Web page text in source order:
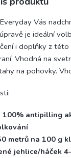
Vás
je ideální
i doplňky z
Vhodná na
na pohovky.
100% antipilling
metrů na 100 g
jehlice/háček